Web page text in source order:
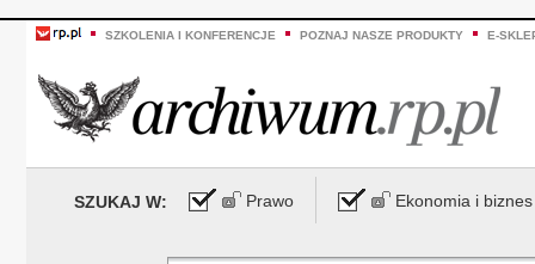
SZKOLENIA I KONFERENCJE POZNAJ NASZE PRODUKTY E-
SZUKAJ W: Prawo Ekonomia i biznes